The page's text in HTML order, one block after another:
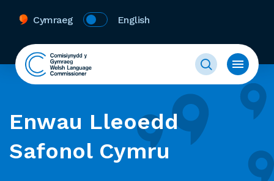
Cymraeg English
Enwau Lleoedd
Safonol Cymru